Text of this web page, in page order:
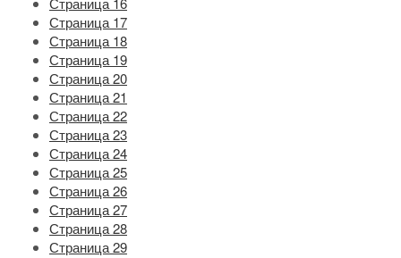
Страница 17
Страница 18
Страница 19
Страница 20
Страница 21
Страница 22
Страница 23
Страница 24
Страница 25
Страница 26
Страница 27
Страница 28
Страница 29